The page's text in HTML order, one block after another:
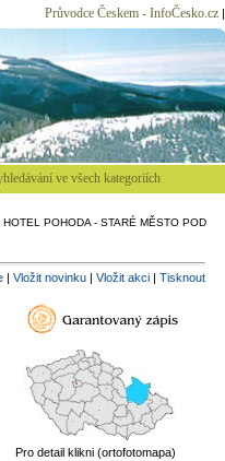
Průvodce Českem - InfoČesko.cz|
ve všech kategoriích
HOTEL POHODA - STARÉ MĚSTO POD
| Vložit novinku| Vložit akci| Tisknout
Pro detail klikni (ortofotomapa)